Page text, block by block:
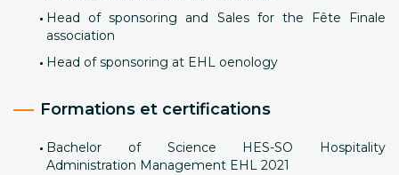
Head of sponsoring and Sales for the Fête Finale
association
Head of sponsoring at EHL oenology
Formations et certifications
Bachelor of Science HES-SO Hospitality
Administration Management EHL 2021